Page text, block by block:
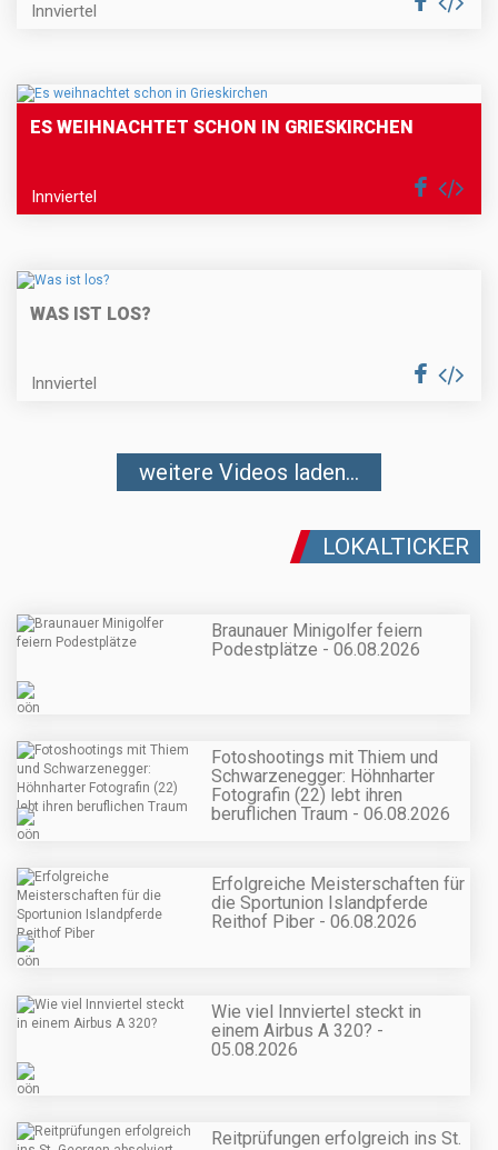
Innviertel
ES WEIHNACHTET SCHON IN GRIESKIRCHEN
Innviertel
WAS IST LOS?
Innviertel
weitere Videos laden...
LOKALTICKER
Braunauer Minigolfer feiern
Podestplätze - 06.08.2026
Fotoshootings mit Thiem und
Schwarzenegger: Höhnharter
Fotografin (22) lebt ihren
beruflichen Traum - 06.08.2026
Erfolgreiche Meisterschaften für
die Sportunion Islandpferde
Reithof Piber - 06.08.2026
Wie viel Innviertel steckt in
einem Airbus A 320? -
05.08.2026
Reitprüfungen erfolgreich ins St.